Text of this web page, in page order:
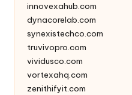
innovexahub.com
dynacorelab.com
synexistechco.com
truvivopro.com
vividusco.com
vortexahq.com
zenithifyit.com